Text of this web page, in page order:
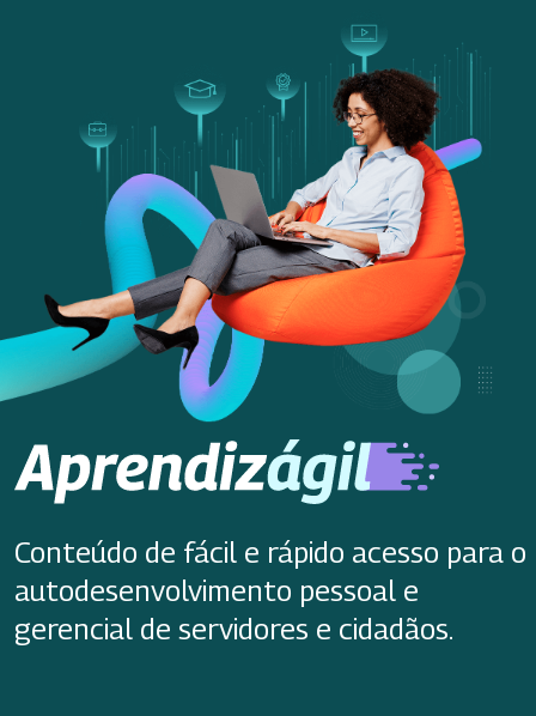
Conteúdo de fácil e rápido acesso para o
autodesenvolvimento pessoal e
gerencial de servidores e cidadãos.